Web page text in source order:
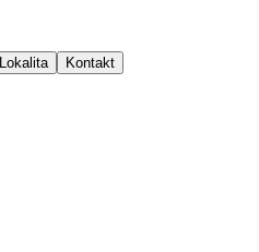
Lokalita
Kontakt